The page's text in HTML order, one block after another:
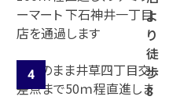
よ
り
徒
歩
8
ーマート 下石神井一丁目
店を通過します